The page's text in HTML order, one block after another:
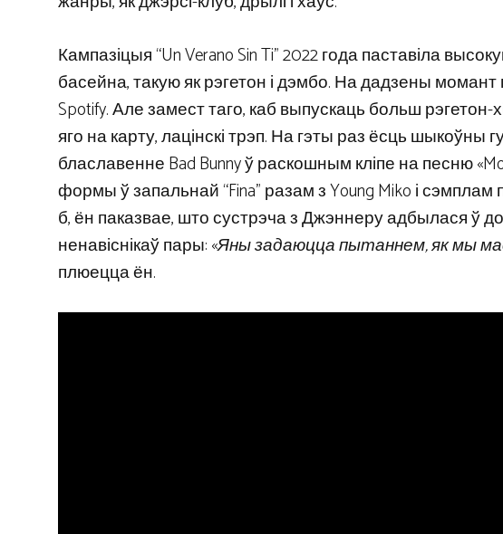
Кампазіцыя “Un Verano Sin Ti” 2022 года паставіла
басейна, такую ​​як рэгетон і дэмбо. На дадзены
Spotify. Але замест таго, каб выпускаць больш рэгетон-
яго на карту, лацінскі трэп. На гэты раз ёсць шыкоўны
блаславенне Bad Bunny ў раскошным кліпе на песню
формы ў запальнай “Fina” разам з Young Miko і
б, ён паказвае, што сустрэча з Джэннеру адбылася ў
ненавіснікаў пары: «Яны задаюцца пытаннем, як мы
плюецца ён.